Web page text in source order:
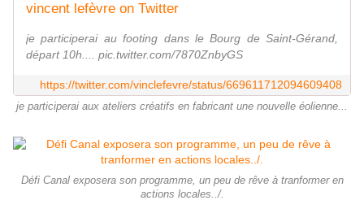
vincent lefèvre on Twitter
je participerai au footing dans le Bourg de Saint-Gérand,
départ 10h.... pic.twitter.com/7870ZnbyGS
https://twitter.com/vinclefevre/status/669611712094609408
je participerai aux ateliers créatifs en fabricant une nouvelle éolienne...
Défi Canal exposera son programme, un peu de rêve à tranformer en
actions locales../.